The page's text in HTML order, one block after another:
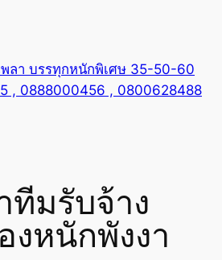
พลา บรรทุกหนักพิเศษ 35-50-60
, 0888000456 , 0800628488
ทีมรับจ้าง
งหนักพังงา